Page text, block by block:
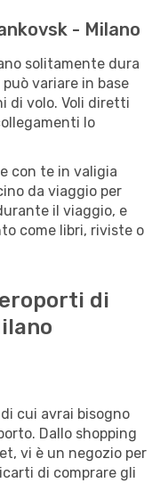
- Milano
solitamente dura
variare in base
di volo. Voli diretti
lo
con te in valigia
da viaggio per
il viaggio, e
come libri, riviste o
di
cui avrai bisogno
Dallo shopping
vi è un negozio per
di comprare gli